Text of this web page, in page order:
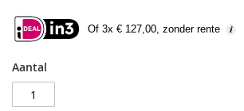
Of 3x € 127,00, zonder rente
Aantal